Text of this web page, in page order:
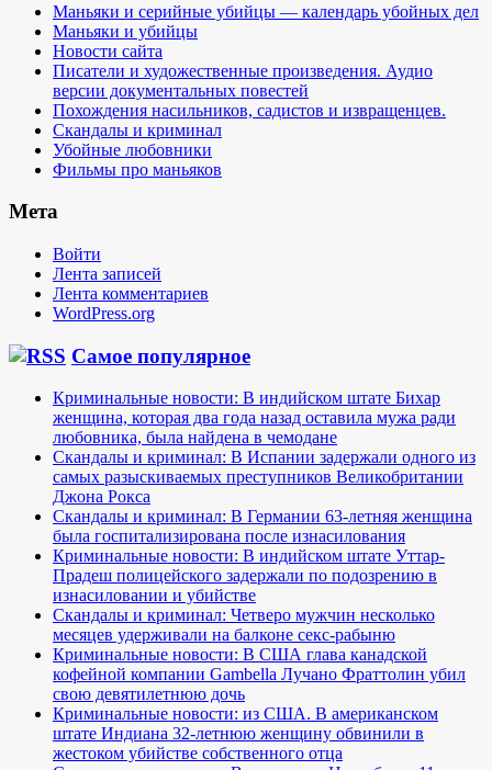
Маньяки и серийные убийцы — календарь убойных дел
Маньяки и убийцы
Новости сайта
Писатели и художественные произведения. Аудио
версии документальных повестей
Похождения насильников, садистов и извращенцев.
Скандалы и криминал
Убойные любовники
Фильмы про маньяков
Мета
Войти
Лента записей
Лента комментариев
WordPress.org
Самое популярное
Криминальные новости: В индийском штате Бихар
женщина, которая два года назад оставила мужа ради
любовника, была найдена в чемодане
Скандалы и криминал: В Испании задержали одного из
самых разыскиваемых преступников Великобритании
Джона Рокса
Скандалы и криминал: В Германии 63-летняя женщина
была госпитализирована после изнасилования
Криминальные новости: В индийском штате Уттар-
Прадеш полицейского задержали по подозрению в
изнасиловании и убийстве
Скандалы и криминал: Четверо мужчин несколько
месяцев удерживали на балконе секс-рабыню
Криминальные новости: В США глава канадской
кофейной компании Gambella Лучано Фраттолин убил
свою девятилетнюю дочь
Криминальные новости: из США. В американском
штате Индиана 32-летнюю женщину обвинили в
жестоком убийстве собственного отца